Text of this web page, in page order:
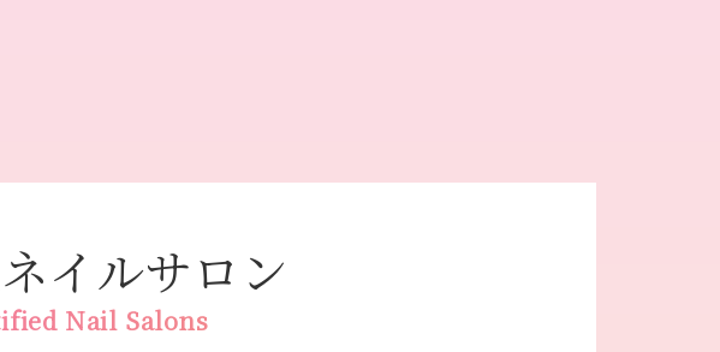
イルサロン
Nail Salons